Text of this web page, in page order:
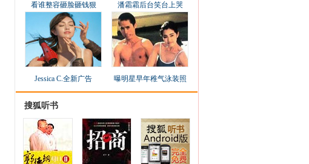
看谁整容砸脸砸钱狠 潘霜霜后台笑台上哭
Jessica C.全新广告 曝明星早年稚气泳装照
搜狐听书